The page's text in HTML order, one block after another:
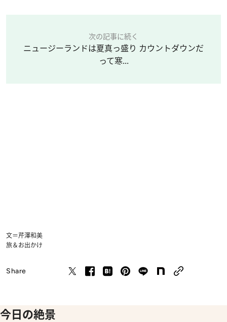
次の記事に続く
ニュージーランドは夏真っ盛り カウントダウンだ
って寒...
文＝芹澤和美
旅＆お出かけ
Share
今日の絶景